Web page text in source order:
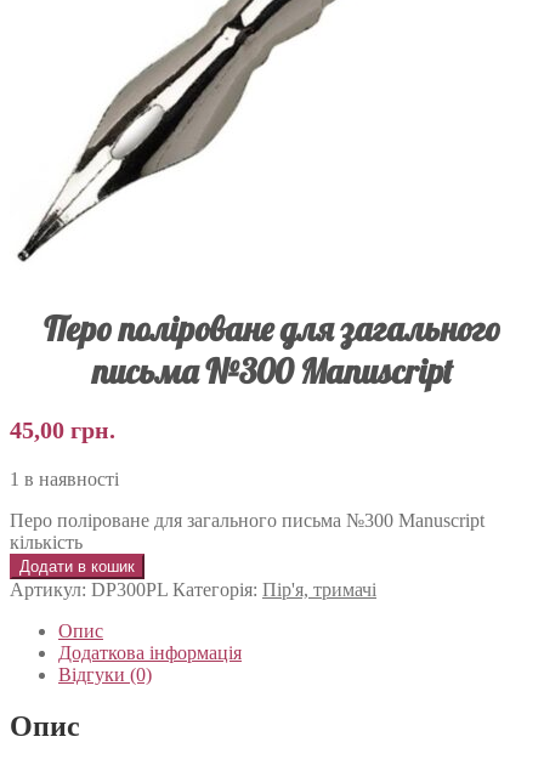
Перо поліроване для загального
письма №300 Manuscript
45,00 грн.
1 в наявності
Перо поліроване для загального письма №300 Manuscript
кількість
Додати в кошик
Артикул: DP300PL Категорія: Пір'я, тримачі
Опис
Додаткова інформація
Відгуки (0)
Опис